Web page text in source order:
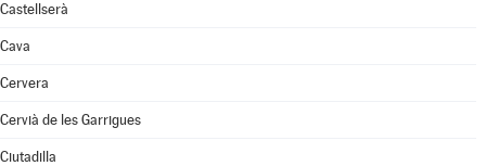
Castellserà
Cava
Cervera
Cervià de les Garrigues
Ciutadilla